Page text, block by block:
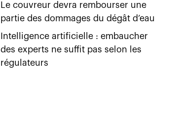
Le couvreur devra rembourser une
partie des dommages du dégât d’eau
Intelligence artificielle : embaucher
des experts ne suffit pas selon les
régulateurs